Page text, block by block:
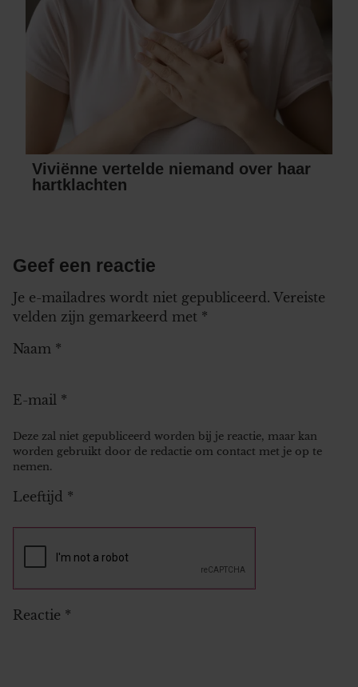
Viviënne vertelde niemand over haar
hartklachten
Geef een reactie
Je e-mailadres wordt niet gepubliceerd. Vereiste
velden zijn gemarkeerd met *
Naam *
E-mail *
Deze zal niet gepubliceerd worden bij je reactie, maar kan
worden gebruikt door de redactie om contact met je op te
nemen.
Leeftijd *
Reactie *